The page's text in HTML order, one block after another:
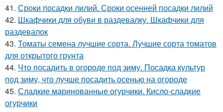
41. Сроки посадки лилий. Сроки осенней посадки лилий
42. Шкафчики для обуви в раздевалку. Шкафчики для
раздевалок
43. Томаты семена лучшие сорта. Лучшие сорта томатов
для открытого грунта
44. Что посадить в огороде под зиму. Посадка культур
под зиму, что лучше посадить осенью на огороде
45. Сладкие маринованные огурчики. Кисло-сладкие
огурчики